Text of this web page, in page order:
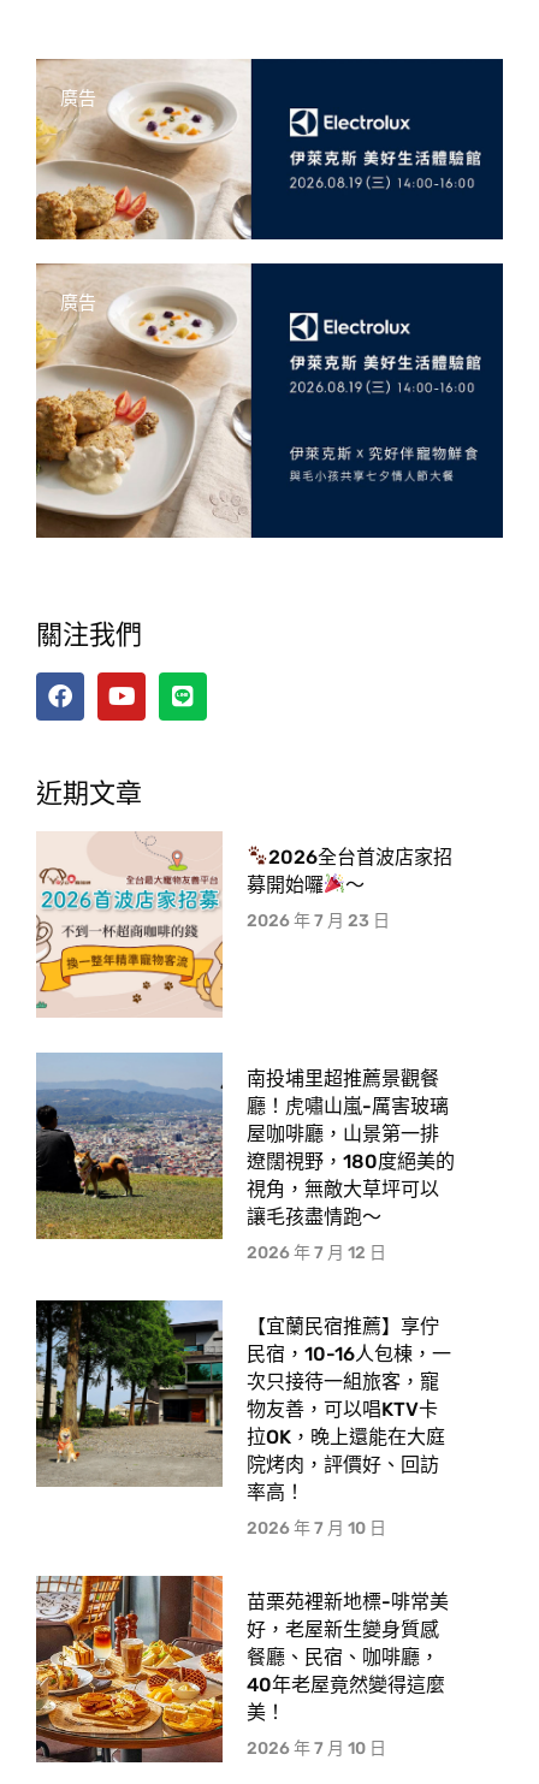
廣告
廣告
關注我們
近期文章
2026全台首波店家招
募開始囉
～
2026 年 7 月 23 日
南投埔里超推薦景觀餐
廳！虎嘯山嵐-厲害玻璃
屋咖啡廳，山景第一排
遼闊視野，180度絕美的
視角，無敵大草坪可以
讓毛孩盡情跑〜
2026 年 7 月 12 日
【宜蘭民宿推薦】享佇
民宿，10-16人包棟，一
次只接待一組旅客，寵
物友善，可以唱KTV卡
拉OK，晚上還能在大庭
院烤肉，評價好、回訪
率高！
2026 年 7 月 10 日
苗栗苑裡新地標-啡常美
好，老屋新生變身質感
餐廳、民宿、咖啡廳，
40年老屋竟然變得這麼
美！
2026 年 7 月 10 日